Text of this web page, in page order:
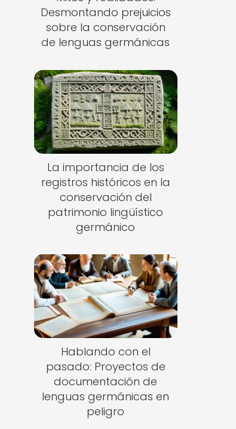
Desmontando prejuicios
sobre la conservación
de lenguas germánicas
La importancia de los
registros históricos en la
conservación del
patrimonio lingüístico
germánico
Hablando con el
pasado: Proyectos de
documentación de
lenguas germánicas en
peligro